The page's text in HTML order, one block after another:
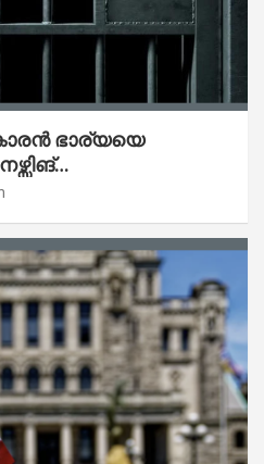
ഭാര്യയെ
വാഗ്ദാനം